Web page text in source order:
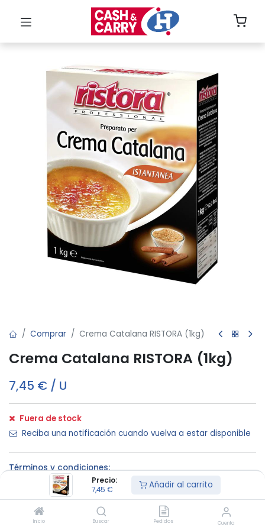
Precio:
7,45 € Añadir al carrito
Inicio Buscar Pedidos Cuenta
Comprar Crema Catalana RISTORA (1kg)
Crema Catalana RISTORA (1kg)
7,45 € / U
Fuera de stock
Reciba una notificación cuando vuelva a estar disponible
Términos y condiciones:
Mínimo de
compra €200
Entrega a
domicilio
Calidad
garantizada